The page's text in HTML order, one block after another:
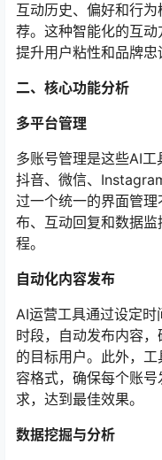
互动历史、偏好和行
荐。这种智能化的互
提升用户粘性和品牌忠
二、核心功能分析
多平台管理
多账号管理是这些AI工
抖音、微信、
过一个统一的界面管
布、互动回复和数据
程。
自动化内容发布
AI运营工具通过设定
时段，自动发布内容
的目标用户。此外，
容格式，确保每个账
求，达到最佳效果。
数据挖掘与分析